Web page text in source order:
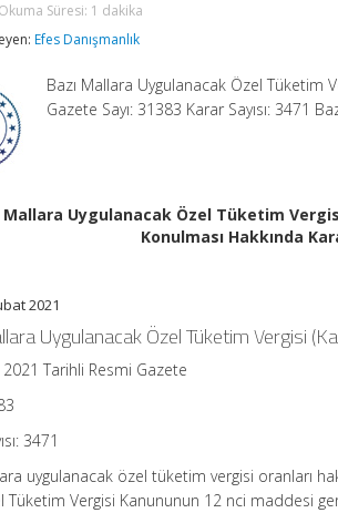
Süresi: 1 dakika
Efes Danışmanlık
Bazı Mallara Uygulanacak Özel Tüketim
Gazete Sayı: 31383 Karar Sayısı: 3471
Mallara Uygulanacak Özel Tüketim
Konulması Hakkında
2021
Uygulanacak Özel Tüketim Vergisi
Tarihli Resmi Gazete
3471
uygulanacak özel tüketim vergisi oranları
Tüketim Vergisi Kanununun 12 nci maddesi